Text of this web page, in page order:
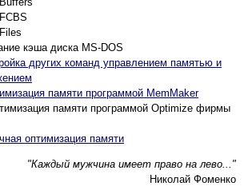
кэша диска MS-DOS
других команд управлением памятью и
памяти программой MemMaker
памяти программой Optimize фирмы
оптимизация памяти
"Каждый мужчина имеет право на лево..."
Николай Фоменко